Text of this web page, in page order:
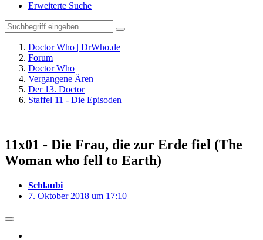
Erweiterte Suche
Doctor Who | DrWho.de
Forum
Doctor Who
Vergangene Ären
Der 13. Doctor
Staffel 11 - Die Episoden
11x01 - Die Frau, die zur Erde fiel (The
Woman who fell to Earth)
Schlaubi
7. Oktober 2018 um 17:10